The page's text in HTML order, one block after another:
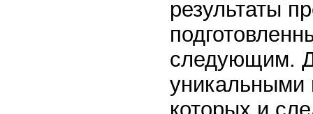
результаты
следующим.
уникальными